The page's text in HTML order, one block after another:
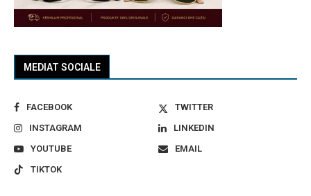
MEDIAT SOCIALE
FACEBOOK
TWITTER
INSTAGRAM
LINKEDIN
YOUTUBE
EMAIL
TIKTOK